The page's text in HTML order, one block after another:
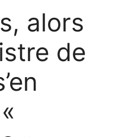
alors
de